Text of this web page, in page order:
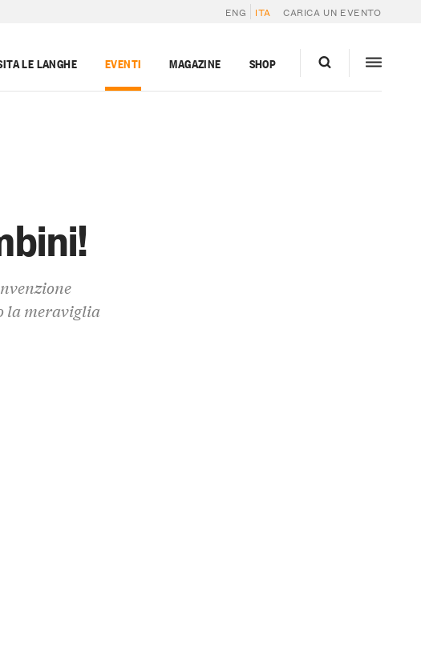
ENG ITA CARICA UN EVENTO
LE LANGHE EVENTI MAGAZINE SHOP
la meraviglia